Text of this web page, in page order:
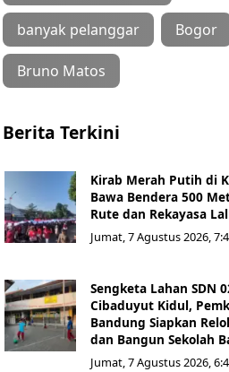
banyak pelanggar Bogor
Bruno Matos
Berita Terkini
Kirab Merah Putih di
Bawa Bendera 500
Rute dan Rekayasa
Jumat, 7 Agustus 2026,
Sengketa Lahan SDN
Cibaduyut Kidul,
Bandung Siapkan
dan Bangun Sekolah
Jumat, 7 Agustus 2026,